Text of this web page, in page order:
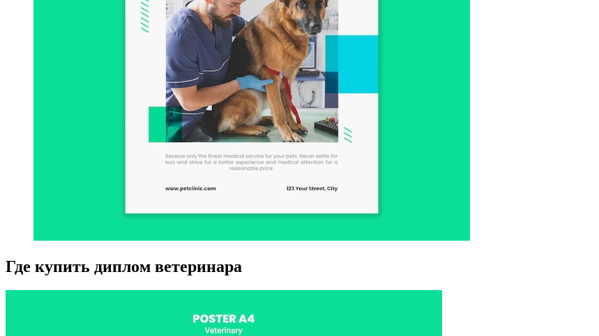
Где купить диплом ветеринара